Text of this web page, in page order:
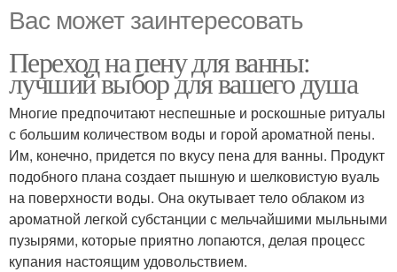
Вас может заинтересовать
Переход на пену для ванны:
лучший выбор для вашего душа
Многие предпочитают неспешные и роскошные ритуалы
с большим количеством воды и горой ароматной пены.
Им, конечно, придется по вкусу пена для ванны. Продукт
подобного плана создает пышную и шелковистую вуаль
на поверхности воды. Она окутывает тело облаком из
ароматной легкой субстанции с мельчайшими мыльными
пузырями, которые приятно лопаются, делая процесс
купания настоящим удовольствием.